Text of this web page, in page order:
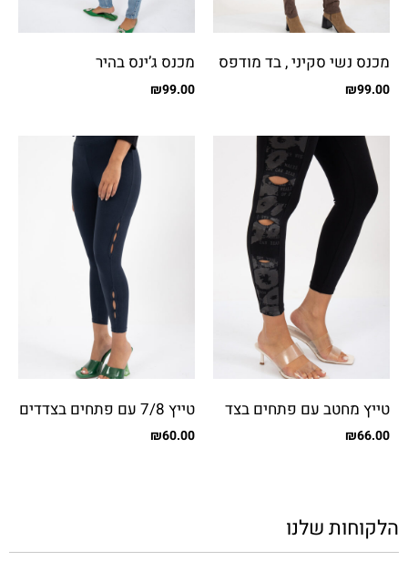
מכנס נשי סקיני , בד מודפס
₪99.00
מכנס ג’ינס בהיר
₪99.00
טייץ מחטב עם פתחים בצד
ודפוס₪66.00
טייץ 7/8 עם פתחים בצדדים
₪60.00
הלקוחות שלנו